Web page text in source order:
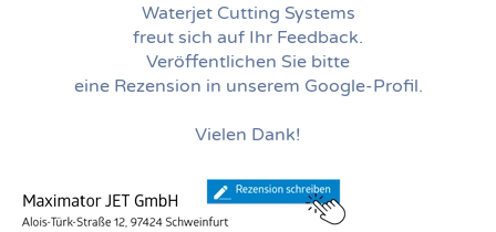
Waterjet Cutting Systems
freut sich auf Ihr Feedback.
Veröffentlichen Sie bitte
eine Rezension in unserem Google-Profil.
Vielen Dank!